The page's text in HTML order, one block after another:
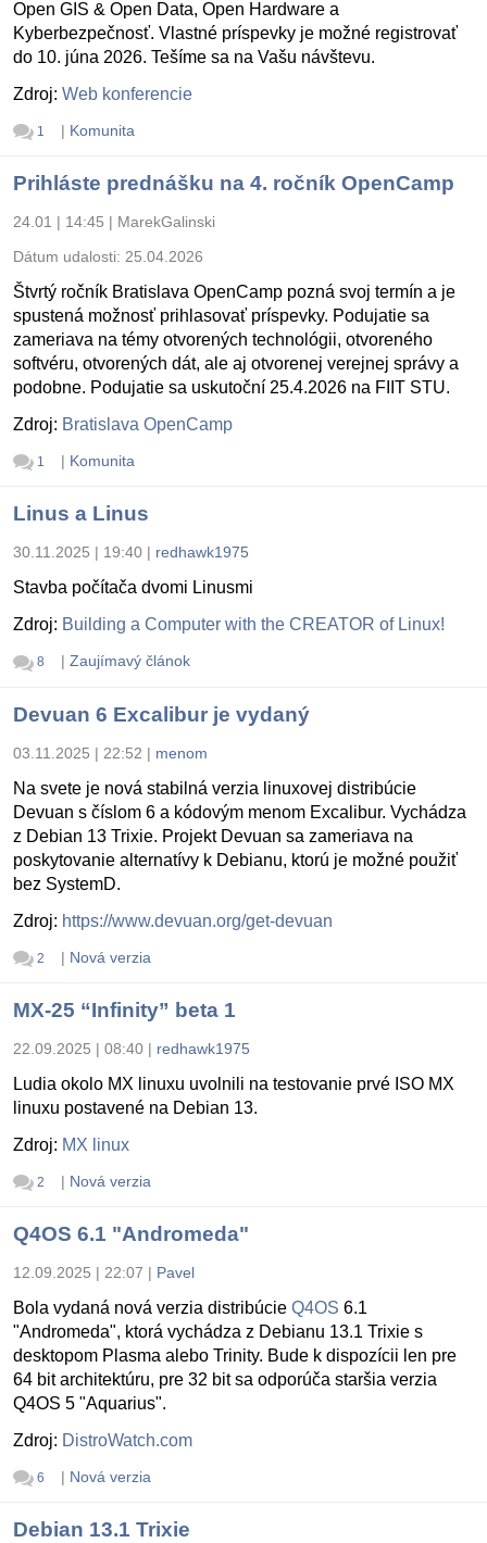
Open GIS & Open Data, Open Hardware a
Kyberbezpečnosť. Vlastné príspevky je možné registrovať
do 10. júna 2026. Tešíme sa na Vašu návštevu.
Zdroj: Web konferencie
1 | Komunita
Prihláste prednášku na 4. ročník OpenCamp
24.01 | 14:45 | MarekGalinski
Dátum udalosti: 25.04.2026
Štvrtý ročník Bratislava OpenCamp pozná svoj termín a je
spustená možnosť prihlasovať príspevky. Podujatie sa
zameriava na témy otvorených technológii, otvoreného
softvéru, otvorených dát, ale aj otvorenej verejnej správy a
podobne. Podujatie sa uskutoční 25.4.2026 na FIIT STU.
Zdroj: Bratislava OpenCamp
1 | Komunita
Linus a Linus
30.11.2025 | 19:40 | redhawk1975
Stavba počítača dvomi Linusmi
Zdroj: Building a Computer with the CREATOR of Linux!
8 | Zaujímavý článok
Devuan 6 Excalibur je vydaný
03.11.2025 | 22:52 | menom
Na svete je nová stabilná verzia linuxovej distribúcie
Devuan s číslom 6 a kódovým menom Excalibur. Vychádza
z Debian 13 Trixie. Projekt Devuan sa zameriava na
poskytovanie alternatívy k Debianu, ktorú je možné použiť
bez SystemD.
Zdroj: https://www.devuan.org/get-devuan
2 | Nová verzia
MX-25 “Infinity” beta 1
22.09.2025 | 08:40 | redhawk1975
Ludia okolo MX linuxu uvolnili na testovanie prvé ISO MX
linuxu postavené na Debian 13.
Zdroj: MX linux
2 | Nová verzia
Q4OS 6.1 "Andromeda"
12.09.2025 | 22:07 | Pavel
Bola vydaná nová verzia distribúcie Q4OS 6.1
"Andromeda", ktorá vychádza z Debianu 13.1 Trixie s
desktopom Plasma alebo Trinity. Bude k dispozícii len pre
64 bit architektúru, pre 32 bit sa odporúča staršia verzia
Q4OS 5 "Aquarius".
Zdroj: DistroWatch.com
6 | Nová verzia
Debian 13.1 Trixie